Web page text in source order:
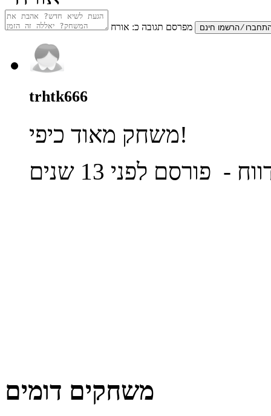
מפרסם תגובה כ: אורח
trhtk666
משחק מאוד כיפי!
- פורסם לפני 13 שנים
משחקים דומים